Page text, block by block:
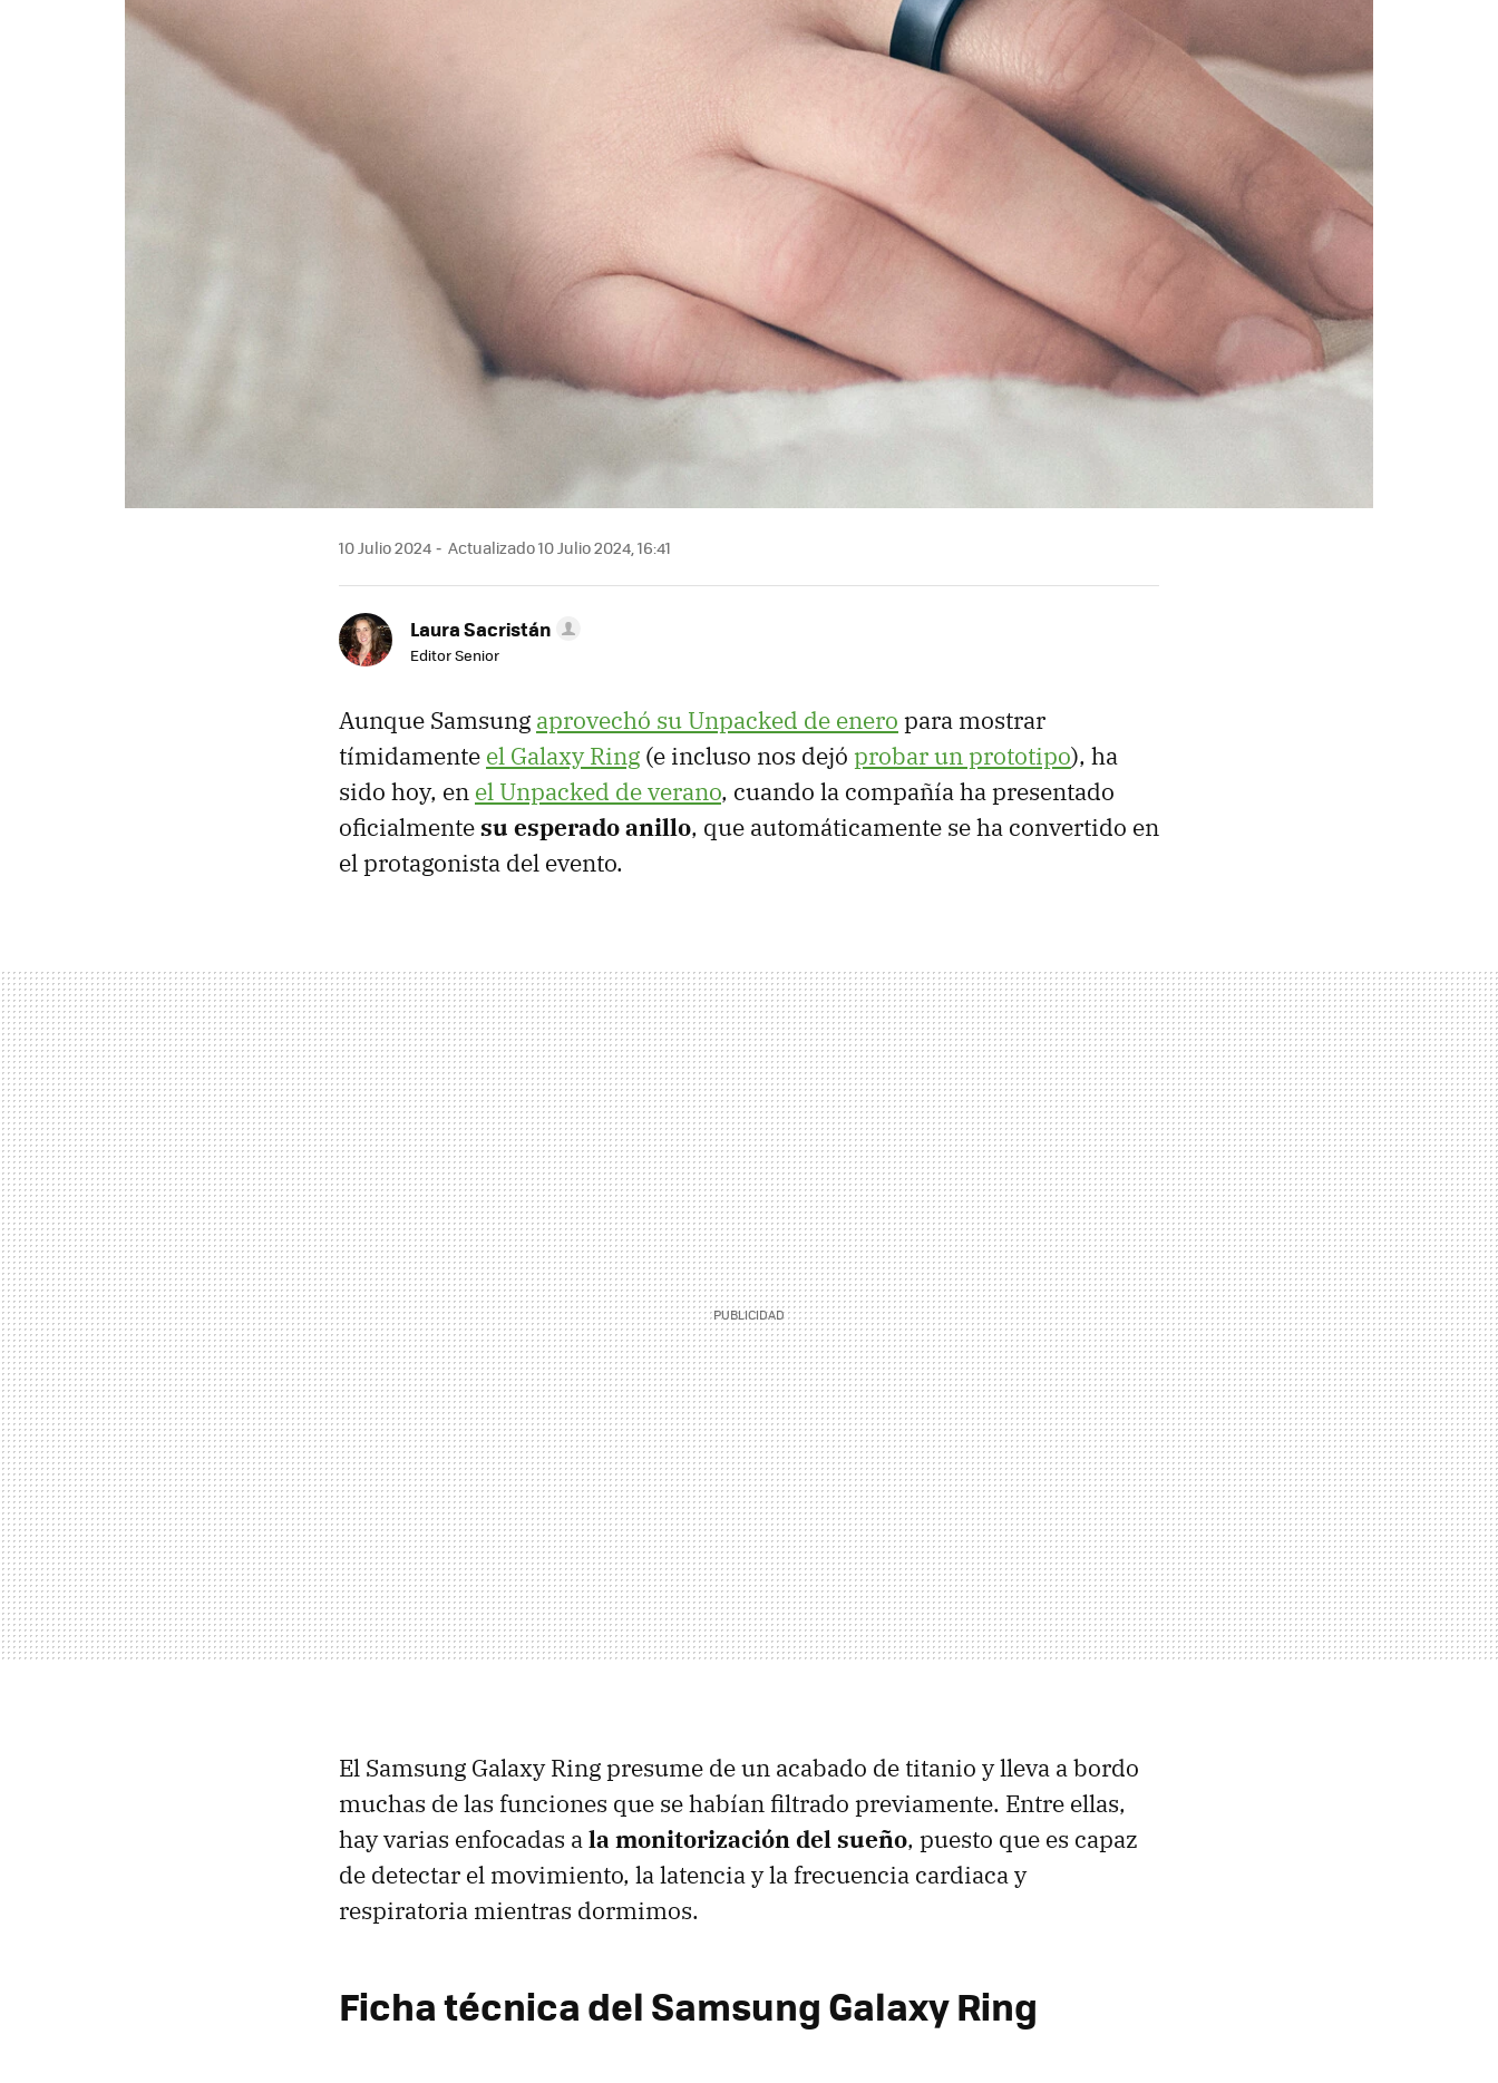
10 Julio 2024 Actualizado 10 Julio 2024, 16:41
Laura Sacristán
Editor Senior
Aunque Samsung aprovechó su Unpacked de enero para mostrar
tímidamente el Galaxy Ring (e incluso nos dejó probar un prototipo), ha
sido hoy, en el Unpacked de verano, cuando la compañía ha presentado
oficialmentesu esperado anillo, que automáticamente se ha convertido en
el protagonista del evento.
El Samsung Galaxy Ring presume de un acabado de titanio y lleva a bordo
muchas de las funciones que se habían filtrado previamente. Entre ellas,
hay varias enfocadas ala monitorización del sueño, puesto que es capaz
de detectar el movimiento, la latencia y la frecuencia cardiaca y
respiratoria mientras dormimos.
Ficha técnica del Samsung Galaxy Ring